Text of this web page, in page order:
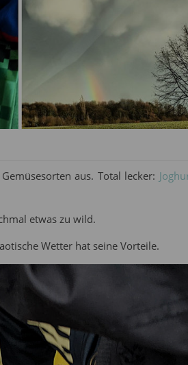
aus. Total lecker:
etwas zu wild.
Wetter hat seine Vorteile.